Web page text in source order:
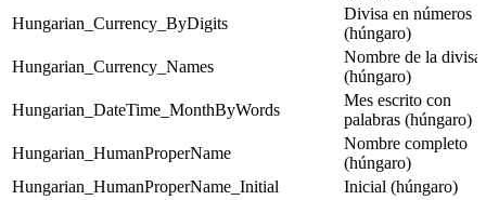
Hungarian_Currency_ByDigits
Divisa en números
(húngaro)
Hungarian_Currency_Names
Nombre de la divisa
(húngaro)
Hungarian_DateTime_MonthByWords
Mes escrito con
palabras (húngaro)
Hungarian_HumanProperName
Nombre completo
(húngaro)
Hungarian_HumanProperName_Initial
Inicial (húngaro)